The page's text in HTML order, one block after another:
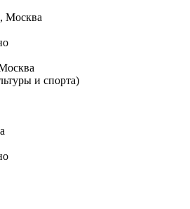
Москва
и спорта)